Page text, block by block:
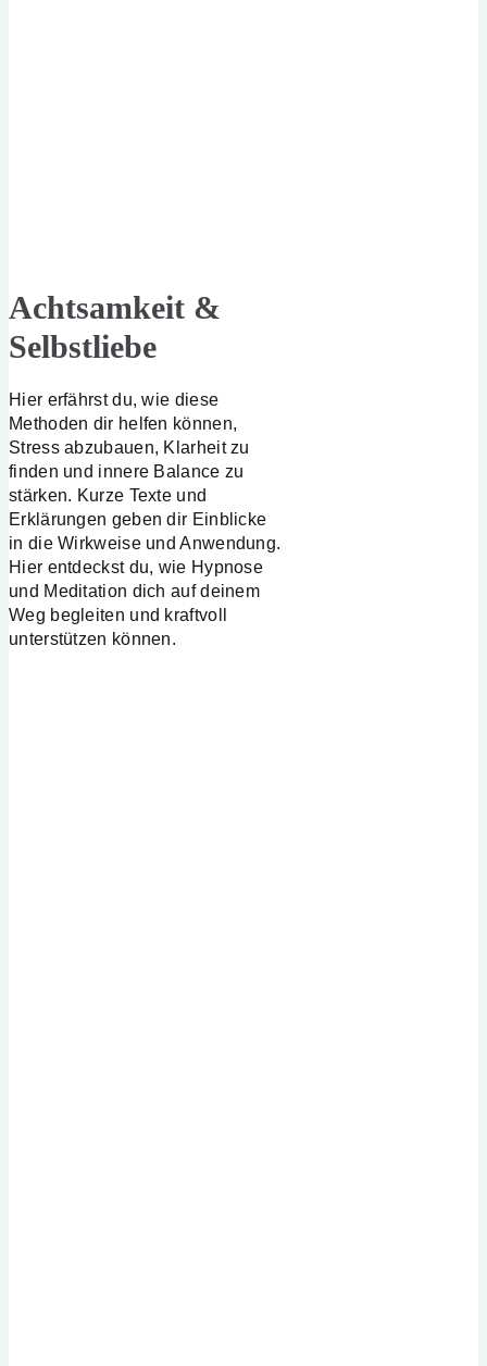
Achtsamkeit &
Selbstliebe
Hier erfährst du, wie diese
Methoden dir helfen können,
Stress abzubauen, Klarheit zu
finden und innere Balance zu
stärken. Kurze Texte und
Erklärungen geben dir Einblicke
in die Wirkweise und Anwendung.
Hier entdeckst du, wie Hypnose
und Meditation dich auf deinem
Weg begleiten und kraftvoll
unterstützen können.